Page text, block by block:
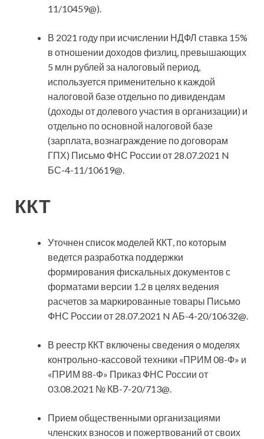
11/10459@).
В 2021 году при исчислении НДФЛ ставка 15%
в отношении доходов физлиц, превышающих
5 млн рублей за налоговый период,
используется применительно к каждой
налоговой базе отдельно по дивидендам
(доходы от долевого участия в организации) и
отдельно по основной налоговой базе
(зарплата, вознаграждение по договорам
ГПХ) Письмо ФНС России от 28.07.2021 N
БС-4-11/10619@.
ККТ
Уточнен список моделей ККТ, по которым
ведется разработка поддержки
формирования фискальных документов с
форматами версии 1.2 в целях ведения
расчетов за маркированные товары Письмо
ФНС России от 28.07.2021 N АБ-4-20/10632@.
В реестр ККТ включены сведения о моделях
контрольно-кассовой техники «ПРИМ 08-Ф» и
«ПРИМ 88-Ф» Приказ ФНС России от
03.08.2021 № КВ-7-20/713@.
Прием общественными организациями
членских взносов и пожертвований от своих